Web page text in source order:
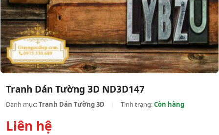
Tranh Dán Tường 3D ND3D147
Danh mục:Tranh Dán Tường 3D Tình trạng:Còn hàng
Liên hệ